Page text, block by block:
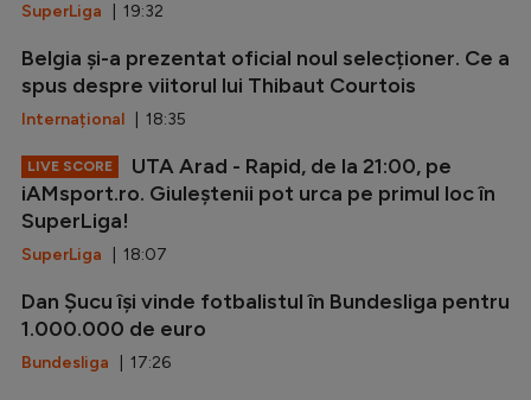
SuperLiga | 19:32
Belgia și-a prezentat oficial noul selecționer. Ce a
spus despre viitorul lui Thibaut Courtois
Internațional | 18:35
LIVE SCORE
UTA Arad - Rapid, de la 21:00, pe
iAMsport.ro. Giuleștenii pot urca pe primul loc în
SuperLiga!
SuperLiga | 18:07
Dan Șucu își vinde fotbalistul în Bundesliga pentru
1.000.000 de euro
Bundesliga | 17:26